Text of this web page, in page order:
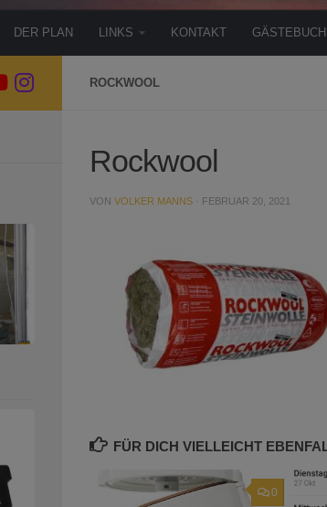
DER PLAN LINKS KONTAKT GÄSTEBUCH
ROCKWOOL
Rockwool
VON VOLKER MANNS · FEBRUAR 20, 2021
FÜR DICH VIELLEICHT
0